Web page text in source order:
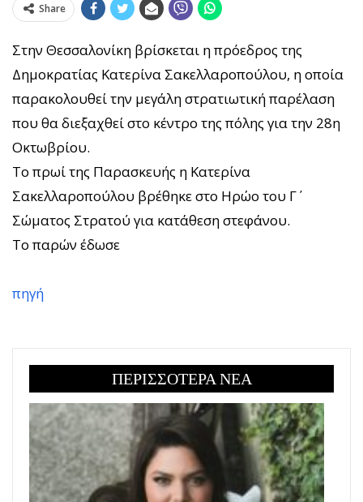
Share
Στην Θεσσαλονίκη βρίσκεται η πρόεδρος της
Δημοκρατίας Κατερίνα Σακελλαροπούλου, η οποία
παρακολουθεί την μεγάλη στρατιωτική παρέλαση
που θα διεξαχθεί στο κέντρο της πόλης για την 28η
Οκτωβρίου.
Το πρωί της Παρασκευής η Κατερίνα
Σακελλαροπούλου βρέθηκε στο Ηρώο του Γ΄
Σώματος Στρατού για κατάθεση στεφάνου.
Το παρών έδωσε
πηγή
ΠΕΡΙΣΣΟΤΕΡΑ ΝΕΑ